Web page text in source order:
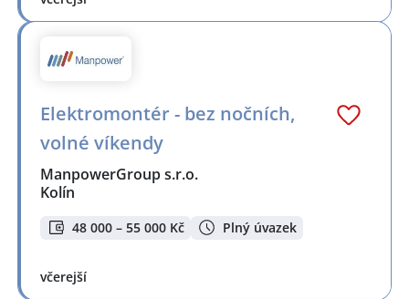
Elektromontér - bez nočních,
volné víkendy
ManpowerGroup s.r.o.
Kolín
48 000 – 55 000 Kč Plný úvazek
včerejší